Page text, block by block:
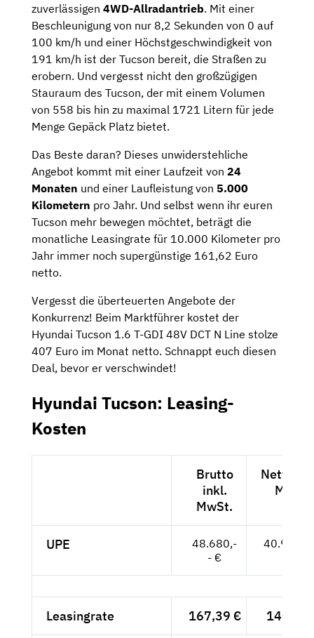
zuverlässigen 4WD-Allradantrieb. Mit einer
Beschleunigung von nur 8,2 Sekunden von 0 auf
100 km/h und einer Höchstgeschwindigkeit von
191 km/h ist der Tucson bereit, die Straßen zu
erobern. Und vergesst nicht den großzügigen
Stauraum des Tucson, der mit einem Volumen
von 558 bis hin zu maximal 1721 Litern für jede
Menge Gepäck Platz bietet.
Das Beste daran? Dieses unwiderstehliche
Angebot kommt mit einer Laufzeit von 24
Monaten und einer Laufleistung von 5.000
Kilometern pro Jahr. Und selbst wenn ihr euren
Tucson mehr bewegen möchtet, beträgt die
monatliche Leasingrate für 10.000 Kilometer pro
Jahr immer noch supergünstige 161,62 Euro
netto.
Vergesst die überteuerten Angebote der
Konkurrenz! Beim Marktführer kostet der
Hyundai Tucson 1.6 T-GDI 48V DCT N Line stolze
407 Euro im Monat netto. Schnappt euch diesen
Deal, bevor er verschwindet!
Hyundai Tucson: Leasing-
Kosten
Brutto
inkl.
MwSt.
Netto
MwSt.
UPE
48.680,-
- €
Leasingrate 167,39 € 140,66